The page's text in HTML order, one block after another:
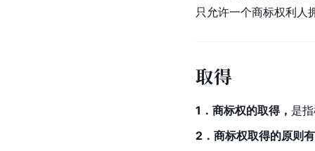
只允许一个商标权利人
取得
1．商标权的取得， 是
2．商标权取得的原则